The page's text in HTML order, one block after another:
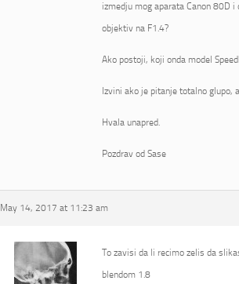
izmedju mog aparata Canon 80D
objektiv na F1.4?
Ako postoji, koji onda model
Izvini ako je pitanje totalno glupo,
Hvala unapred.
Pozdrav od Sase
May 14, 2017 at 11:23 am
To zavisi da li recimo zelis da
blendom 1.8